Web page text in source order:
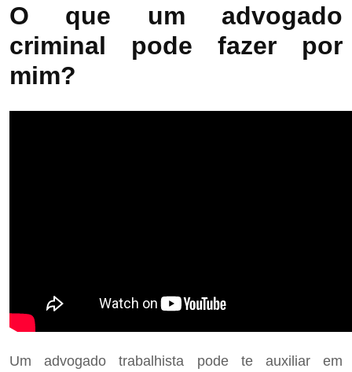
O que um advogado
criminal pode fazer por
mim?
Um advogado trabalhista pode te auxiliar em